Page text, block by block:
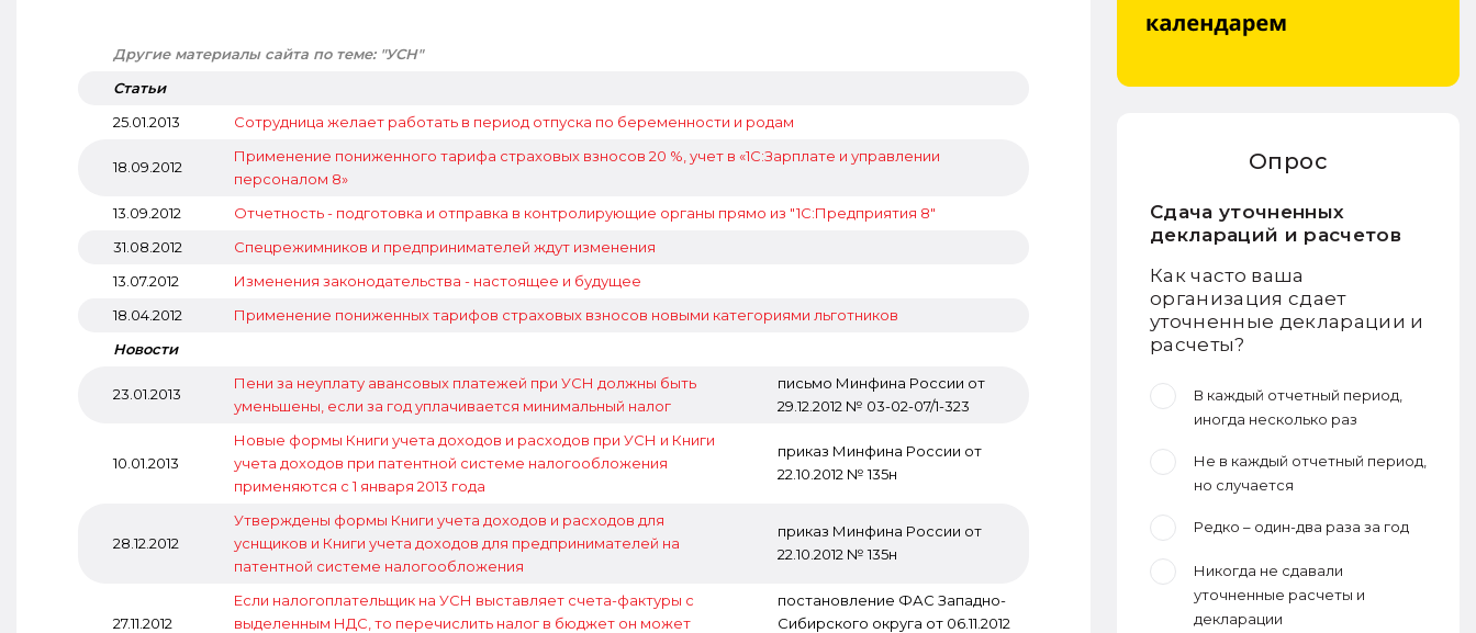
Другие материалы сайта по теме: "УСН"
Статьи
25.01.2013
Сотрудница желает работать в период отпуска по беременности и родам
18.09.2012
Применение пониженного тарифа страховых взносов 20 %, учет в «1С:Зарплате и управлении
персоналом 8»
13.09.2012
Отчетность - подготовка и отправка в контролирующие органы прямо из "1С:Предприятия 8"
31.08.2012
Спецрежимников и предпринимателей ждут изменения
13.07.2012
Изменения законодательства - настоящее и будущее
18.04.2012
Применение пониженных тарифов страховых взносов новыми категориями льготников
Новости
23.01.2013
Пени за неуплату авансовых платежей при УСН должны быть
уменьшены, если за год уплачивается минимальный налог
письмо Минфина России от
29.12.2012 № 03-02-07/1-323
10.01.2013
Новые формы Книги учета доходов и расходов при УСН и Книги
учета доходов при патентной системе налогообложения
применяются с 1 января 2013 года
приказ Минфина России от
22.10.2012 № 135н
28.12.2012
Утверждены формы Книги учета доходов и расходов для
уснщиков и Книги учета доходов для предпринимателей на
патентной системе налогообложения
приказ Минфина России от
22.10.2012 № 135н
27.11.2012
Если налогоплательщик на УСН выставляет счета-фактуры с
выделенным НДС, то перечислить налог в бюджет он может
постановление ФАС Западно-
Сибирского округа от 06.11.2012
Опрос
Сдача уточненных
деклараций и расчетов
Как часто ваша
организация сдает
уточненные декларации и
расчеты?
В каждый отчетный период,
иногда несколько раз
Не в каждый отчетный период,
но случается
Редко – один-два раза за год
Никогда не сдавали
уточненные расчеты и
декларации